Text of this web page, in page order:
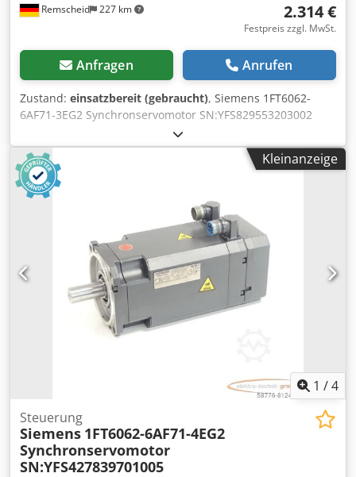
Remscheid 227 km 2.314 €
Festpreis zzgl. MwSt.
Anfragen Anrufen
Zustand: einsatzbereit (gebraucht), Siemens 1FT6062-
6AF71-3EG2 Synchronservomotor SN:YFS829553203002
,gebraucht, normale Gebrauchsspuren, 100%
funktionsfähig, Lieferumfang gem. Fotos Csdpfx Asi D
Tixjilorf
Kleinanzeige
1 /4
Steuerung
Siemens 1FT6062-6AF71-4EG2
Synchronservomotor
SN:YFS427839701005